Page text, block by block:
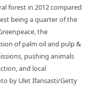
forest in 2012 compared
being a quarter of the
the
of palm oil and pulp &
pushing animals
and local
by Ulet Ifansasti/Getty